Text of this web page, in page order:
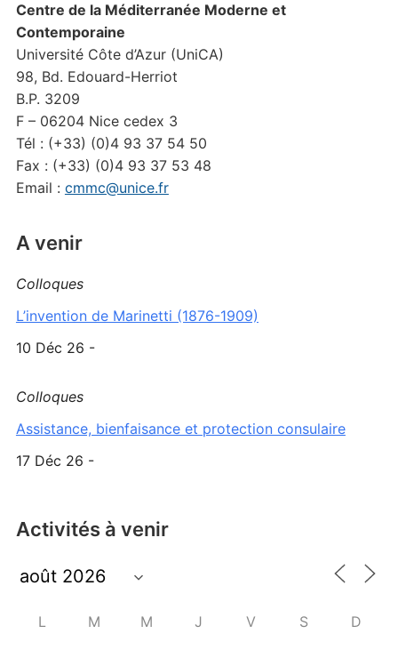
Centre de la Méditerranée Moderne et
Contemporaine
Université Côte d’Azur (UniCA)
98, Bd. Edouard-Herriot
B.P. 3209
F – 06204 Nice cedex 3
Tél : (+33) (0)4 93 37 54 50
Fax : (+33) (0)4 93 37 53 48
Email : cmmc@unice.fr
A venir
Colloques
L’invention de Marinetti (1876-1909)
10 Déc 26 -
Colloques
Assistance, bienfaisance et protection consulaire
17 Déc 26 -
Activités à venir
L M M J V S D